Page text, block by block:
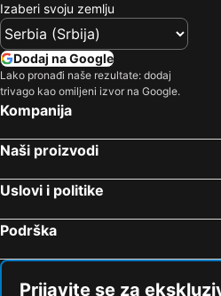
Izaberi svoju zemlju
Dodaj na Google
Lako pronađi naše rezultate: dodaj
trivago kao omiljeni izvor na Google.
Kompanija
Naši proizvodi
Uslovi i politike
Podrška
Prijavite se za